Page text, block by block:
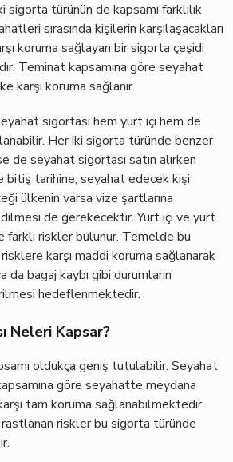
sigorta türünün de kapsamı farklılık
sırasında kişilerin karşılaşacakları
koruma sağlayan bir sigorta çeşidi
Teminat kapsamına göre seyahat
karşı koruma sağlanır.
sigortası hem yurt içi hem de
Her iki sigorta türünde benzer
de seyahat sigortası satın alırken
bitiş tarihine, seyahat edecek kişi
ülkenin varsa vize şartlarına
de gerekecektir. Yurt içi ve yurt
farklı riskler bulunur. Temelde bu
karşı maddi koruma sağlanarak
da bagaj kaybı gibi durumların
hedeflenmektedir.
Neleri Kapsar?
oldukça geniş tutulabilir. Seyahat
göre seyahatte meydana
tam koruma sağlanabilmektedir.
riskler bu sigorta türünde